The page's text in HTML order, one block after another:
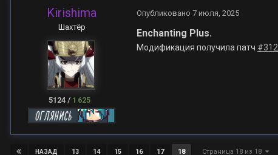
Kirishima
Шахтёр
5124 / 1 625
Опубликовано 7 июля, 2025
Enchanting Plus.
Модификация получила патч #312
НАЗАД 13 14 15 16 17 18 Страница 18 из 18